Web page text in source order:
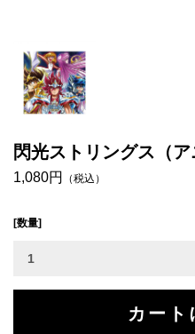
閃光ストリングス（ア
1,080円 （税込）
[数量]